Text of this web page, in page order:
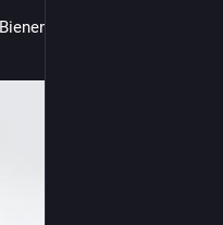
jetzt beachten: